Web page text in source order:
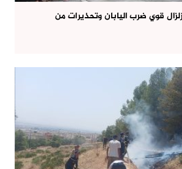
قوي ضرب اليابان وتحذيرات من